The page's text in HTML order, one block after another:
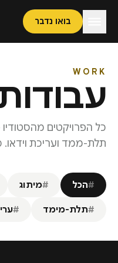
בואו נדבר
WORK
כל הפרויקטים
תלת-ממד ועריכת
#הכל #מיתוג
#תלת-מימד #